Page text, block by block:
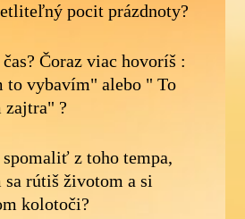
pocit prázdnoty?
čas? Čoraz viac hovoríš :
to vybavím" alebo " To
zajtra" ?
spomaliť z toho tempa,
rútiš životom a si
kolotoči?